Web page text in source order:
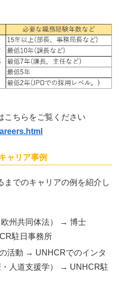
こちらをご覧ください
ャリア事例
でのキャリアの例を紹介し
州共同体法） → 博士
駐日事務所
活動 → UNHCRでのインタ
人道支援学） → UNHCR駐